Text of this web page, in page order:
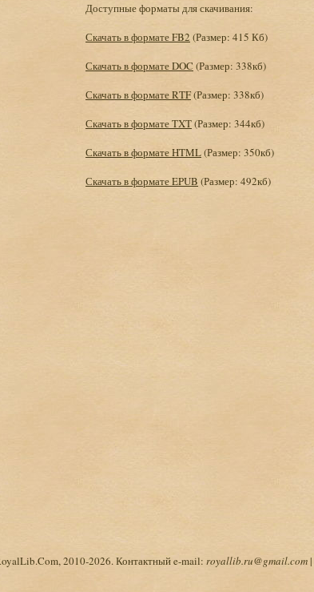
Доступные форматы для скачивания:
Скачать в формате FB2 (Размер: 415 Кб)
Скачать в формате DOC (Размер: 338кб)
Скачать в формате RTF(Размер: 338кб)
Скачать в формате TXT(Размер: 344кб)
Скачать в формате HTML(Размер: 350кб)
Скачать в формате EPUB (Размер: 492кб)
2010-2026. Контактный e-mail: royallib.ru@gmail.com|